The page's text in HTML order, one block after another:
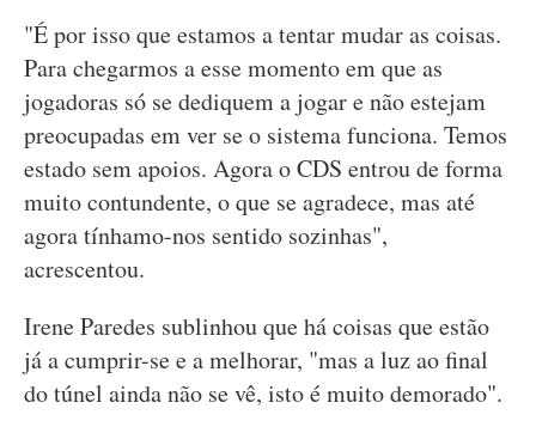
"É por isso que estamos a tentar mudar as coisas.
Para chegarmos a esse momento em que as
jogadoras só se dediquem a jogar e não estejam
preocupadas em ver se o sistema funciona. Temos
estado sem apoios. Agora o CDS entrou de forma
muito contundente, o que se agradece, mas até
agora tínhamo-nos sentido sozinhas",
acrescentou.
Irene Paredes sublinhou que há coisas que estão
já a cumprir-se e a melhorar, "mas a luz ao final
do túnel ainda não se vê, isto é muito demorado".